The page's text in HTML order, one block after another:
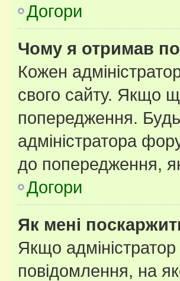
Догори
Чому я отримав
Кожен
свого сайту. Якщо
попередження.
адміністратора
до попередження,
Догори
Як мені
Якщо
повідомлення, на